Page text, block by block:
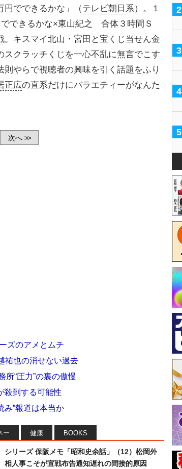
でできるかな」（テレビ朝日 系）。１
でできるかな×東山紀之 合体３時間Ｓ
。キスマイ北山・宮田と宝くじ当せん金
クラッチくじを一心不乱に無言でこす
やらで視聴者の興味を引く話題をふり
正広の直系だけにバラエティーがなんた
次へ >>
ズのアメとムチ
祐也の消せない過去
“圧力”の裏の傲慢
殺到する可能性
み”報道は本当か
ー 健康 BOOKS
シリーズ 保阪メモ「昭和史余話」（12）松岡外
相人事こそが宣戦布告通知遅れの間接的原因
2
3
4
5